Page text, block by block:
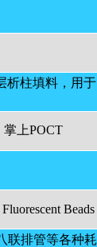
析柱填料，用于
上POCT
Beads
联排管等各种耗